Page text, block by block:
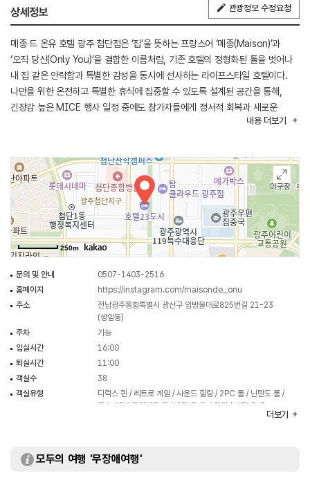
상세정보 관광정보 수정요청
메종 드 온유 호텔 광주 첨단점은 ‘집’을 뜻하는 프랑스어 ‘메종(Maison)’과
‘오직 당신(Only You)’을 결합한 이름처럼, 기존 호텔의 정형화된 틀을 벗어나
내 집 같은 안락함과 특별한 감성을 동시에 선사하는 라이프스타일 호텔이다.
나만을 위한 온전하고 특별한 휴식에 집중할 수 있도록 설계된 공간을 통해,
긴장감 높은 MICE 행사 일정 중에도 참가자들에게 정서적 회복과 새로운
내용 더보기
250m
문의 및 안내
0507-1403-2516
홈페이지
https://instagram.com/maisonde_onu
주소
전남광주통합특별시 광산구 임방울대로825번길 21-23
(쌍암동)
주차
가능
입실시간
16:00
퇴실시간
11:00
객실수
38
객실유형
디럭스 퀸 / 레트로 게임 / 사운드 힐링 / 2PC 룸 / 닌텐도 룸 /
콘솔게임 / 트윈베드 룸 / 파티 온 유 A타입 / 파티 온 유
더보기
모두의 여행 '무장애여행'